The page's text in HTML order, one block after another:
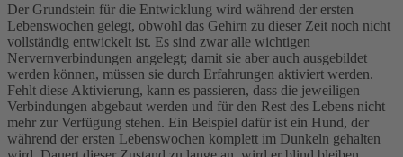
Der Grundstein für die Entwicklung wird während der ersten
Lebenswochen gelegt, obwohl das Gehirn zu dieser Zeit noch nicht
vollständig entwickelt ist. Es sind zwar alle wichtigen
Nervernverbindungen angelegt; damit sie aber auch ausgebildet
werden können, müssen sie durch Erfahrungen aktiviert werden.
Fehlt diese Aktivierung, kann es passieren, dass die jeweiligen
Verbindungen abgebaut werden und für den Rest des Lebens nicht
mehr zur Verfügung stehen. Ein Beispiel dafür ist ein Hund, der
während der ersten Lebenswochen komplett im Dunkeln gehalten